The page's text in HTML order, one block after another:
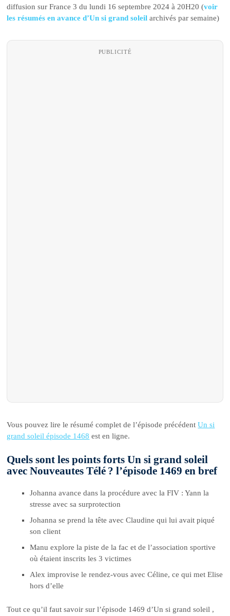
diffusion sur France 3 du lundi 16 septembre 2024 à 20H20 (voir
les résumés en avance d’Un si grand soleil archivés par semaine)
PUBLICITÉ
Vous pouvez lire le résumé complet de l’épisode précédentUn si
grand soleil épisode 1468 est en ligne.
Quels sont les points forts Un si grand soleil
avec Nouveautes Télé ? l’épisode 1469 en bref
Johanna avance dans la procédure avec la FIV : Yann la
stresse avec sa surprotection
Johanna se prend la tête avec Claudine qui lui avait piqué
son client
Manu explore la piste de la fac et de l’association sportive
où étaient inscrits les 3 victimes
Alex improvise le rendez-vous avec Céline, ce qui met Elise
hors d’elle
Tout ce qu’il faut savoir sur l’épisode 1469 d’Un si grand soleil ,